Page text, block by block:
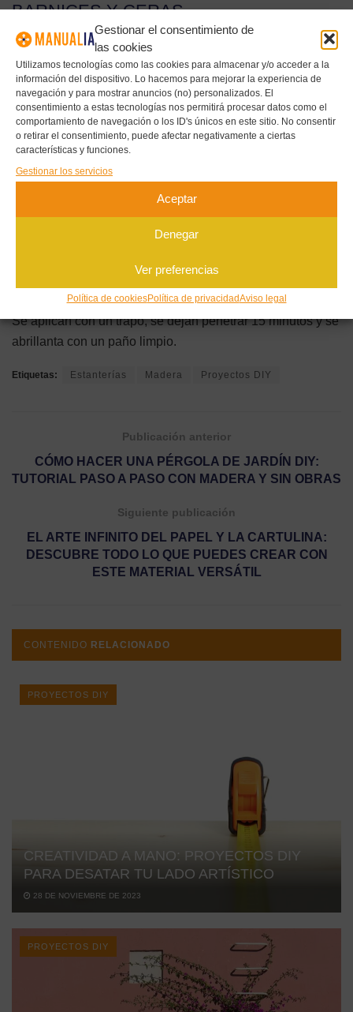
Gestionar el consentimiento de
las cookies
Utilizamos tecnologías como las cookies para almacenar y/o acceder a la
información del dispositivo. Lo hacemos para mejorar la experiencia de
navegación y para mostrar anuncios (no) personalizados. El
consentimiento a estas tecnologías nos permitirá procesar datos como el
comportamiento de navegación o los ID's únicos en este sitio. No consentir
o retirar el consentimiento, puede afectar negativamente a ciertas
características y funciones.
Gestionar los servicios
Aceptar
Denegar
Ver preferencias
Política de cookiesPolítica de privacidadAviso legal
BARNICES Y CERAS
El acabado determina el estilo final del proyecto tanto
como la forma. La chalk paint da un aspecto mate y
envejecido muy popular en decoración nórdica y vintage:
se aplica directamente sobre la madera sin preparación
previa y se puede desgastar en los bordes con lija para el
efecto shabby chic. El barniz de poliuretano protege la
madera para uso intensivo y da un acabado más brillante y
resistente al agua.
Las ceras de madera —especialmente la cera de abeja o
la cera dura— dan un acabado natural muy bonito que
para muebles que vayan a estar en contacto con la piel,
como sillas o bancos, ya que no crean películas plásticas.
Se aplican con un trapo, se dejan penetrar 15 minutos y se
abrillanta con un paño limpio.
Etiquetas: Estanterías Madera Proyectos DIY
Publicación anterior
CÓMO HACER UNA PÉRGOLA DE JARDÍN DIY:
TUTORIAL PASO A PASO CON MADERA Y SIN OBRAS
Siguiente publicación
EL ARTE INFINITO DEL PAPEL Y LA CARTULINA:
DESCUBRE TODO LO QUE PUEDES CREAR CON
ESTE MATERIAL VERSÁTIL
CONTENIDO RELACIONADO
PROYECTOS DIY
CREATIVIDAD A MANO: PROYECTOS DIY
PARA DESATAR TU LADO ARTÍSTICO
28 DE NOVIEMBRE DE 2023
PROYECTOS DIY